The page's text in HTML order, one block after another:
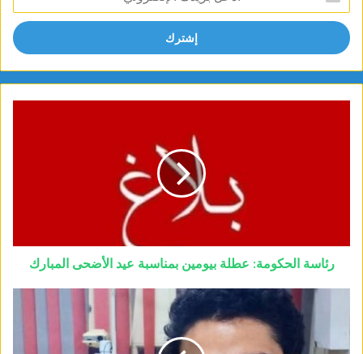
بريدك
الإلكتروني
رئاسة الحكومة: عطلة بيومين بمناسبة عيد الأضحى المبارك